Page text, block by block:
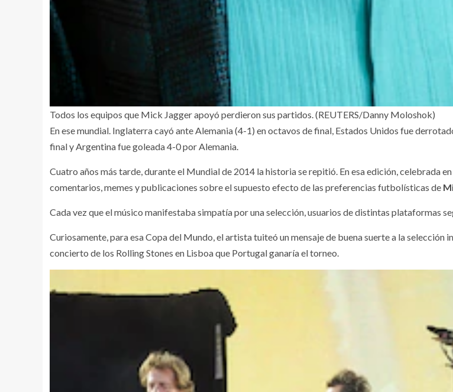
Todos los equipos que Mick Jagger apoyó perdieron sus partidos. (REUTERS/Danny Moloshok)
En ese mundial. Inglaterra cayó ante Alemania (4-1) en octavos de final, Estados Unidos fue
final y Argentina fue goleada 4-0 por Alemania.
Cuatro años más tarde, durante el Mundial de 2014 la historia se repitió. En esa edición, celebrada
comentarios, memes y publicaciones sobre el supuesto efecto de las preferencias futbolísticas de
Cada vez que el músico manifestaba simpatía por una selección, usuarios de distintas plataformas
Curiosamente, para esa Copa del Mundo, el artista tuiteó un mensaje de buena suerte a la
concierto de los Rolling Stones en Lisboa que Portugal ganaría el torneo.